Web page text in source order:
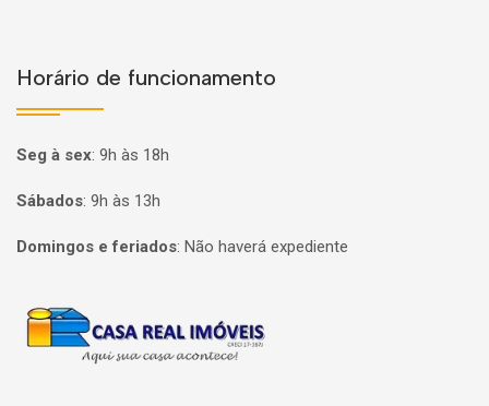
Horário de funcionamento
Seg à sex: 9h às 18h
Sábados: 9h às 13h
Domingos e feriados: Não haverá expediente
Página inicial